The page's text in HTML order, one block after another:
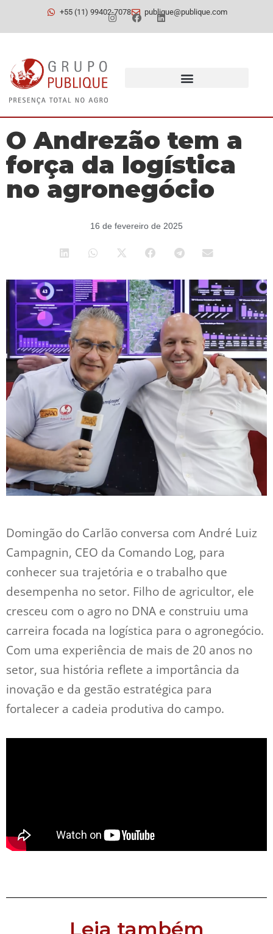
+55 (11) 99402-7078 publique@publique.com
O Andrezão tem a
força da logística
no agronegócio
16 de fevereiro de 2025
Domingão do Carlão conversa com André Luiz
Campagnin, CEO da Comando Log, para
conhecer sua trajetória e o trabalho que
desempenha no setor. Filho de agricultor, ele
cresceu com o agro no DNA e construiu uma
carreira focada na logística para o agronegócio.
Com uma experiência de mais de 20 anos no
setor, sua história reflete a importância da
inovação e da gestão estratégica para
fortalecer a cadeia produtiva do campo.
Leia também